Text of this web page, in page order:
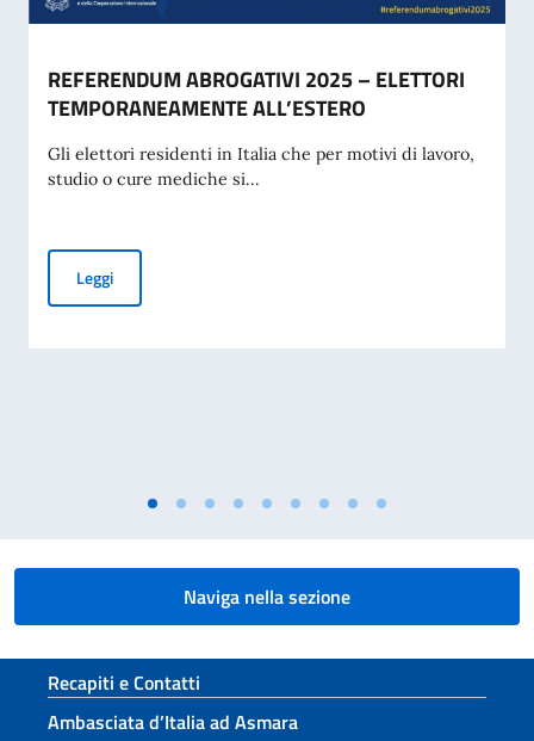
REFERENDUM ABROGATIVI 2025 – ELETTORI
TEMPORANEAMENTE ALL’ESTERO
Gli elettori residenti in Italia che per motivi di lavoro,
studio o cure mediche si...
LeggiREFERENDUM ABROGATIVI 2025 – ELETTORI
Naviga nella sezione
Sezione footer
Recapiti e Contatti
Ambasciata d’Italia ad Asmara